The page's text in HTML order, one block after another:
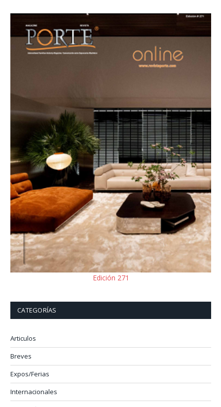
Edición 271
CATEGORÍAS
Articulos
Breves
Expos/Ferias
Internacionales